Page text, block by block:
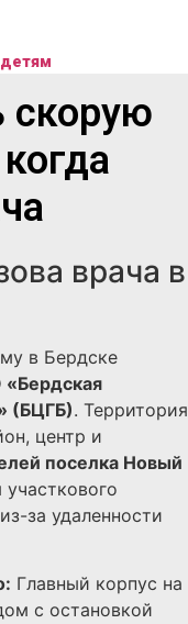
скорую
врача в
в Бердске
(БЦГБ). Территория
центр и
поселка Новый
за удаленности
Главный корпус на
с остановкой